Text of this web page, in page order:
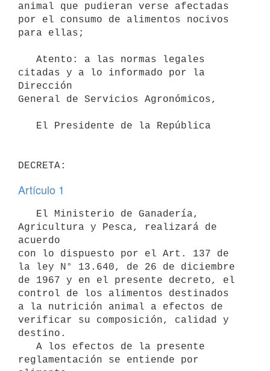
animal que pudieran verse afectadas
por el consumo de alimentos nocivos
para ellas;
citadas y a lo informado por la
Dirección
General de Servicios Agronómicos,
Artículo 1
Agricultura y Pesca, realizará de
acuerdo
con lo dispuesto por el Art. 137 de
la ley N° 13.640, de 26 de diciembre
de 1967 y en el presente decreto, el
control de los alimentos destinados
a la nutrición animal a efectos de
verificar su composición, calidad y
destino.
reglamentación se entiende por